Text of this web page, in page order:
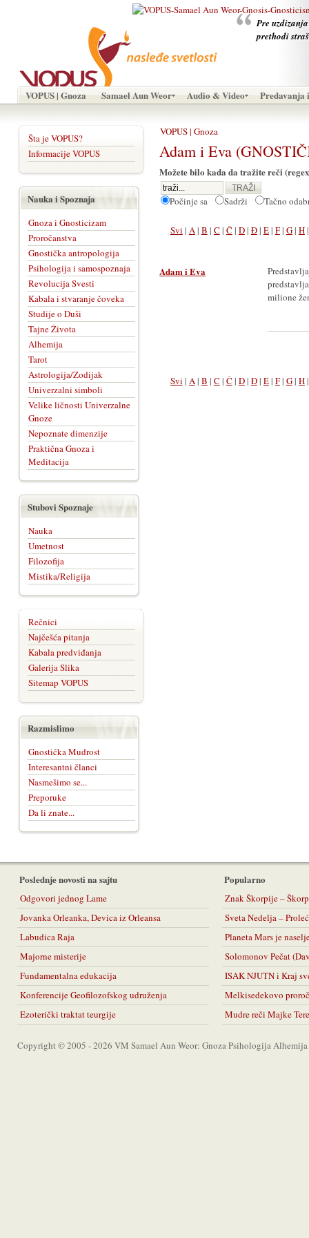
Pre
prethodi
VOPUS | Gnoza Samael Aun Weor Audio & Video Predavanja
VOPUS | Gnoza
Adam i Eva
Možete bilo kada da tražite reči
Počinje sa Sadrži Tačno
Svi | A| B | C | Č | D| Đ| E| F| G| H
Adam i Eva
milione
Svi | A| B | C | Č | D| Đ| E| F| G| H
Šta je VOPUS?
Informacije VOPUS
Nauka i Spoznaja
Gnoza i Gnosticizam
Proročanstva
Gnostička antropologija
Psihologija i samospoznaja
Revolucija Svesti
Kabala i stvaranje čoveka
Studije o Duši
Tajne Života
Alhemija
Tarot
Astrologija/Zodijak
Univerzalni simboli
Velike ličnosti Univerzalne
Gnoze
Nepoznate dimenzije
Praktična Gnoza i
Meditacija
Stubovi Spoznaje
Nauka
Umetnost
Filozofija
Mistika/Religija
Rečnici
Najčešća pitanja
Kabala predviđanja
Galerija Slika
Sitemap VOPUS
Razmislimo
Gnostička Mudrost
Interesantni članci
Nasmešimo se...
Preporuke
Da li znate...
Poslednje novosti na sajtu
Odgovori jednog Lame
Jovanka Orleanka, Devica iz Orleansa
Labudica Raja
Majorne misterije
Fundamentalna edukacija
Konferencije Geofilozofskog udruženja
Ezoterički traktat teurgije
Popularno
Znak Škorpije –
Sveta Nedelja –
Planeta Mars je
Solomonov Pečat
ISAK NJUTN i Kraj
Melkisedekovo
Mudre reči Majke
Copyright © 2005 - 2026 VM Samael Aun Weor: Gnoza Psihologija